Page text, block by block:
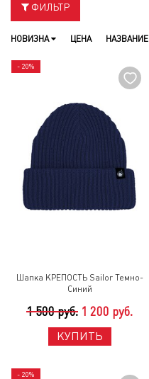
ФИЛЬТР
НОВИЗНА ЦЕНА НАЗВАНИЕ
- 20%
Шапка КРЕПОСТЬ Sailor Темно-
Синий
1 500 руб. 1 200 руб.
КУПИТЬ
- 20%